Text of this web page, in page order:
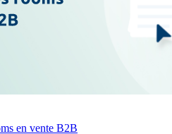
en vente B2B